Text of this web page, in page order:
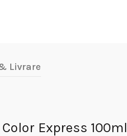
Livrare
Express 100ml